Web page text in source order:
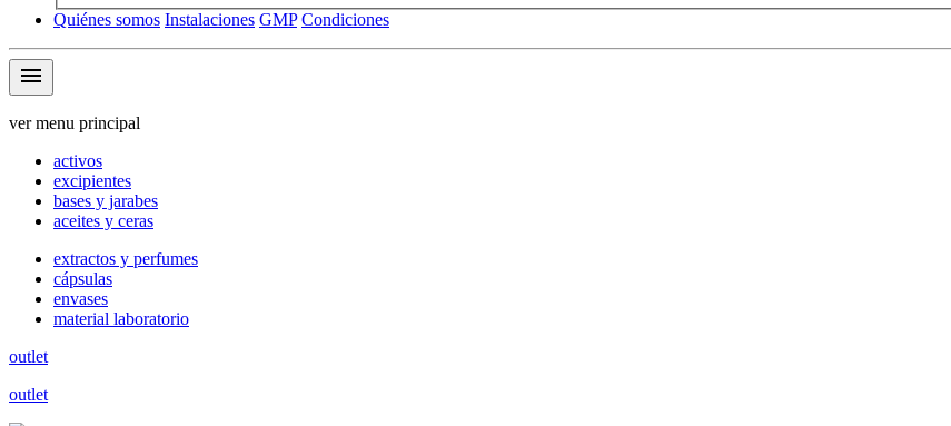
Quiénes somos Instalaciones GMP Condiciones
menu
ver menu principal
activos
excipientes
bases y jarabes
aceites y ceras
extractos y perfumes
cápsulas
envases
material laboratorio
outlet
outlet